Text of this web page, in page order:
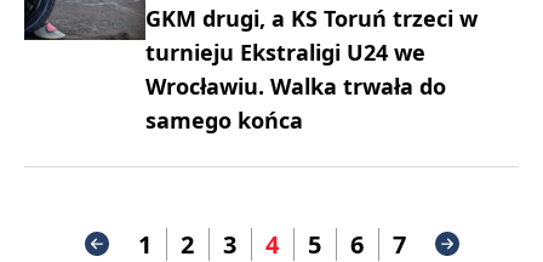
GKM drugi, a KS Toruń trzeci w
turnieju Ekstraligi U24 we
Wrocławiu. Walka trwała do
samego końca
1 2 3 4 5 6 7